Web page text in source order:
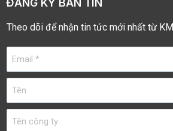
ĐĂNG KÝ BẢN TIN
Theo dõi để nhận tin tức mới nhất từ